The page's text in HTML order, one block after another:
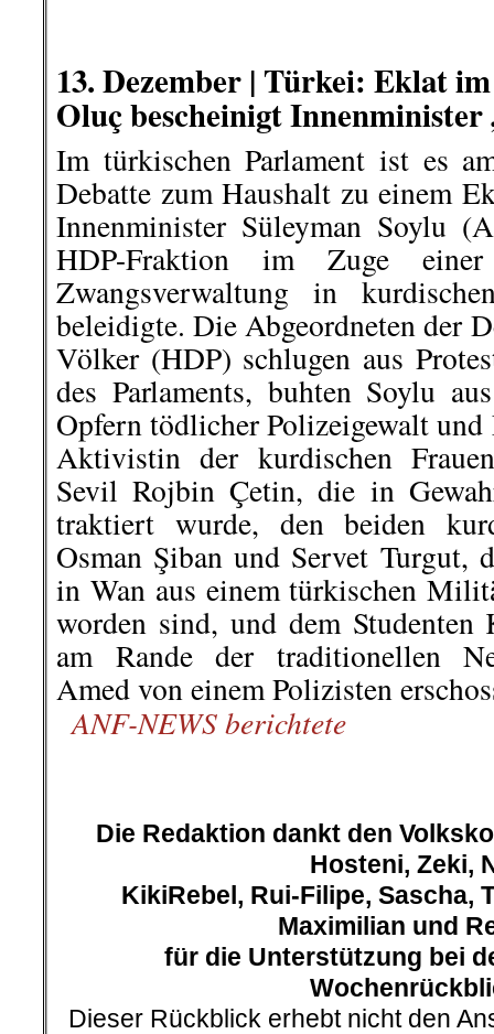
13. Dezember | Türkei: Eklat
Oluç bescheinigt
Im türkischen Parlament ist es
Debatte zum Haushalt zu einem
Innenminister Süleyman Soylu
HDP-Fraktion im Zuge
Zwangsverwaltung in
beleidigte. Die Abgeordneten der
Völker (HDP) schlugen aus
des Parlaments, buhten Soylu
Opfern tödlicher Polizeigewalt
Aktivistin der kurdischen
Sevil Rojbin Çetin, die in
traktiert wurde, den beiden
Osman Şiban und Servet Turgut,
in Wan aus einem türkischen
worden sind, und dem
am Rande der traditionellen
Amed von einem Polizisten
ANF-NEWS berichtete
Die Redaktion dankt den
Hosteni, Zeki,
KikiRebel, Rui-Filipe, Sascha,
Maximilian und
für die Unterstützung bei
Dieser Rückblick erhebt nicht den